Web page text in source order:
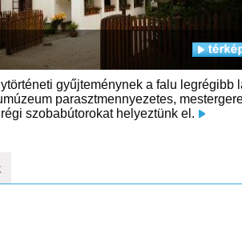
gyűjteménynek a falu
parasztmennyezetes,
szobabútorokat helyeztünk el.